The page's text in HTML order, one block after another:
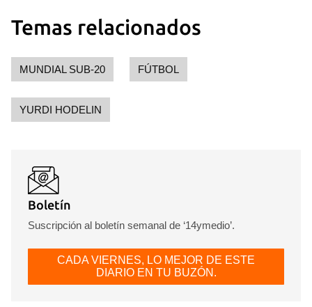
Temas relacionados
MUNDIAL SUB-20 FÚTBOL
YURDI HODELIN
Boletín
Suscripción al boletín semanal de ‘14ymedio’.
CADA VIERNES, LO MEJOR DE ESTE
DIARIO EN TU BUZÓN.